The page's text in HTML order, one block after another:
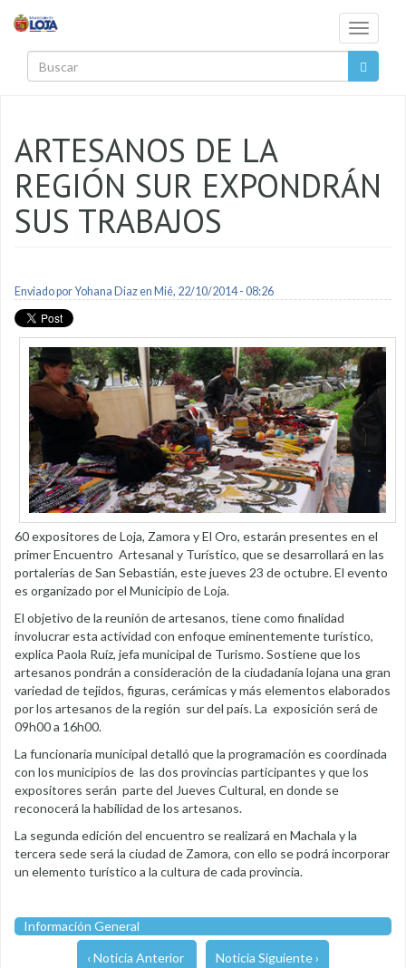
Toggle
ARTESANOS DE LA
REGIÓN SUR EXPONDRÁN
SUS TRABAJOS
Enviado porYohana Diazen Mié, 22/10/2014 - 08:26
60 expositores de Loja, Zamora y El Oro, estarán presentes en el
primer Encuentro Artesanal y Turístico, que se desarrollará en las
portalerías de San Sebastián, este jueves 23 de octubre. El evento
es organizado por el Municipio de Loja.
El objetivo de la reunión de artesanos, tiene como finalidad
involucrar esta actividad con enfoque eminentemente turístico,
explica Paola Ruíz, jefa municipal de Turismo. Sostiene que los
artesanos pondrán a consideración de la ciudadanía lojana una gran
variedad de tejidos, figuras, cerámicas y más elementos elaborados
por los artesanos de la región sur del país. La exposición será de
09h00 a 16h00.
La funcionaria municipal detalló que la programación es coordinada
con los municipios de las dos provincias participantes y que los
expositores serán parte del Jueves Cultural, en donde se
reconocerá la habilidad de los artesanos.
La segunda edición del encuentro se realizará en Machala y la
tercera sede será la ciudad de Zamora, con ello se podrá incorporar
un elemento turístico a la cultura de cada provincia.
Información General
‹ Noticia Anterior Noticia Siguiente ›